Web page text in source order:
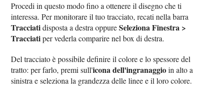
Procedi in questo modo fino a ottenere il disegno che ti
interessa. Per monitorare il tuo tracciato, recati nella barra
Tracciatidisposta a destra oppureSeleziona Finestra >
Tracciatiper vederla comparire nel box di destra.
Del tracciato è possibile definire il colore e lo spessore del
tratto: per farlo, premi sull'icona dell'ingranaggioin alto a
sinistra e seleziona la grandezza delle linee e il loro colore.